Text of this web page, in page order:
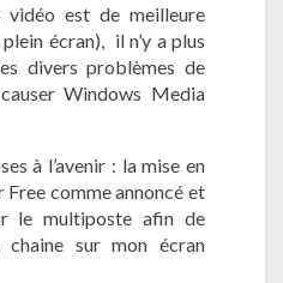
est de meilleure
écran), il n’y a plus
divers problèmes de
Windows Media
à l’avenir : la mise en
comme annoncé et
le multiposte afin de
sur mon écran